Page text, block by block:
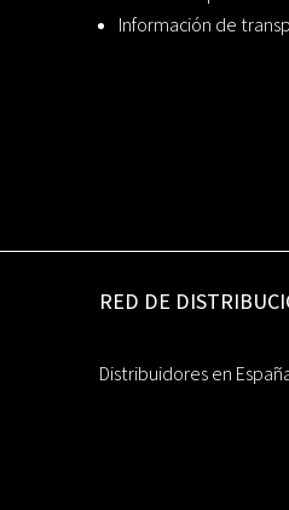
Información de
RED DE
Distribuidores en